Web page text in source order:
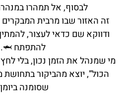
לבסוף, אל תמהרו
זה האזור שבו מרבית המבקרים
ודווקא שם כדאי לעצור,
להתפתח 🦈.
מי שמנהל את הזמן נכון, בלי לחץ
הכול”, יוצא מהביקור בתחושת
שסומנה